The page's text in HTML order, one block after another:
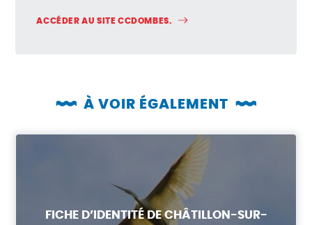
ACCÉDER AU SITE CCDOMBES.
À VOIR ÉGALEMENT
FICHE D’IDENTITÉ DE CHÂTILLON-SUR-